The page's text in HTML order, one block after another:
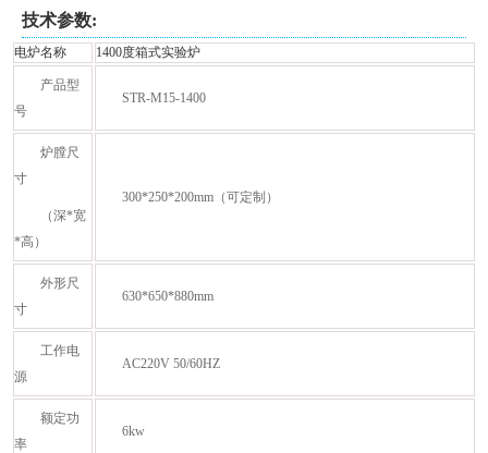
技术参数:
电炉名称 1400度箱式实验炉
产品型
号
STR-M15-1400
炉膛尺
寸
（深*宽
*高）
300*250*200mm（可定制）
外形尺
寸
630*650*880mm
工作电
源
AC220V 50/60HZ
额定功
率
6kw